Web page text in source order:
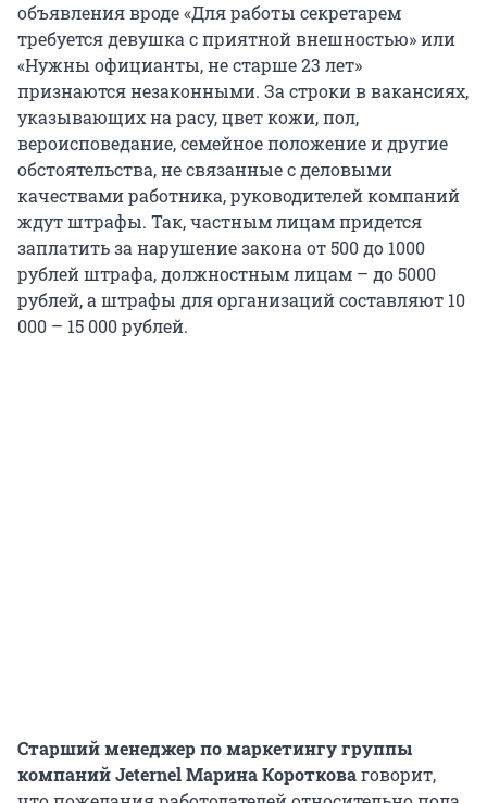
объявления вроде «Для работы секретарем
требуется девушка с приятной внешностью» или
«Нужны официанты, не старше 23 лет»
признаются незаконными. За строки в вакансиях,
указывающих на расу, цвет кожи, пол,
вероисповедание, семейное положение и другие
обстоятельства, не связанные с деловыми
качествами работника, руководителей компаний
ждут штрафы. Так, частным лицам придется
заплатить за нарушение закона от 500 до 1000
рублей штрафа, должностным лицам – до 5000
рублей, а штрафы для организаций составляют 10
000 – 15 000 рублей.
Старший менеджер по маркетингу группы
компанийJeternelМарина Коротковаговорит,